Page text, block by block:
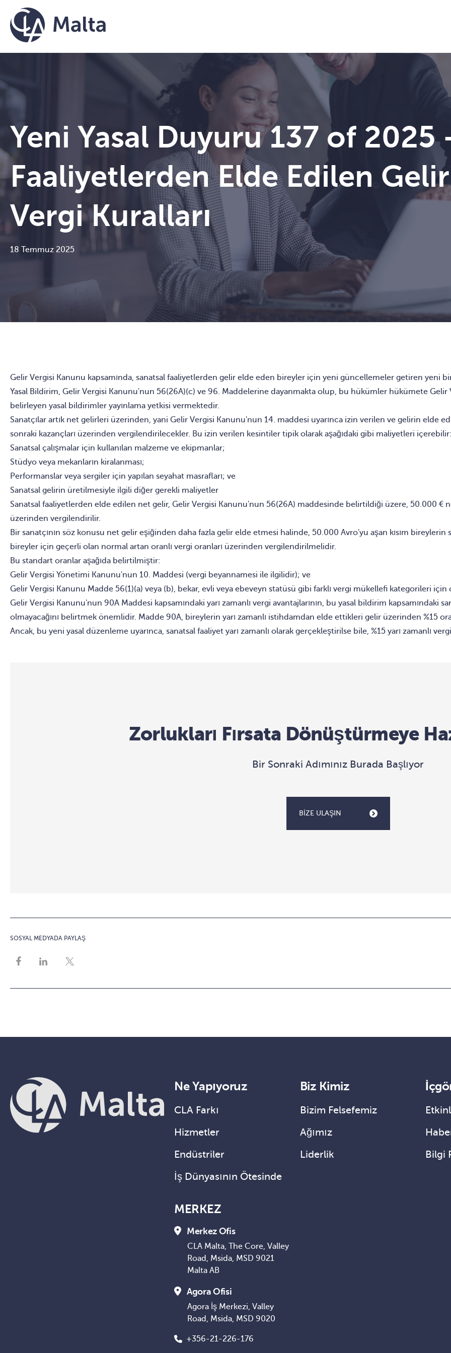
İçeriğe geç
Yeni Yasal Duyuru 137 of 2025
Faaliyetlerden Elde Edilen
Vergi Kuralları
18 Temmuz 2025
Gelir Vergisi Kanunu kapsamında, sanatsal faaliyetlerden gelir elde eden bireyler için yeni güncellemeler getiren yeni bir
Yasal Bildirim, Gelir Vergisi Kanunu'nun 56(26A)(c) ve 96. Maddelerine dayanmakta olup, bu hükümler hükümete Gelir
belirleyen yasal bildirimler yayınlama yetkisi vermektedir.
Sanatçılar artık net gelirleri üzerinden, yani Gelir Vergisi Kanunu'nun 14. maddesi uyarınca izin verilen ve gelirin elde
sonraki kazançları üzerinden vergilendirilecekler. Bu izin verilen kesintiler tipik olarak aşağıdaki gibi maliyetleri içerebilir:
Sanatsal çalışmalar için kullanılan malzeme ve ekipmanlar;
Stüdyo veya mekanların kiralanması;
Performanslar veya sergiler için yapılan seyahat masrafları; ve
Sanatsal gelirin üretilmesiyle ilgili diğer gerekli maliyetler
Sanatsal faaliyetlerden elde edilen net gelir, Gelir Vergisi Kanunu'nun 56(26A) maddesinde belirtildiği üzere, 50.000 €
üzerinden vergilendirilir.
Bir sanatçının söz konusu net gelir eşiğinden daha fazla gelir elde etmesi halinde, 50.000 Avro'yu aşan kısım
bireyler için geçerli olan normal artan oranlı vergi oranları üzerinden vergilendirilmelidir.
Bu standart oranlar aşağıda belirtilmiştir:
Gelir Vergisi Yönetimi Kanunu'nun 10. Maddesi (vergi beyannamesi ile ilgilidir); ve
Gelir Vergisi Kanunu Madde 56(1)(a) veya (b), bekar, evli veya ebeveyn statüsü gibi farklı vergi mükellefi kategorileri için
Gelir Vergisi Kanunu'nun 90A Maddesi kapsamındaki yarı zamanlı vergi avantajlarının, bu yasal bildirim
olmayacağını belirtmek önemlidir. Madde 90A, bireylerin yarı zamanlı istihdamdan elde ettikleri gelir üzerinden %15
Ancak, bu yeni yasal düzenleme uyarınca, sanatsal faaliyet yarı zamanlı olarak gerçekleştirilse bile, %15 yarı zamanlı
Zorlukları Fırsata Dönüştürmeye
Bir Sonraki Adımınız Burada Başlıyor
BIZE ULAŞIN
SOSYAL MEDYADA PAYLAŞ
Ne Yapıyoruz
CLA Farkı
Hizmetler
Endüstriler
İş Dünyasının Ötesinde
Biz Kimiz
Bizim Felsefemiz
Ağımız
Liderlik
Bilgi
MERKEZ
Merkez Ofis
CLA Malta, The Core, Valley
Road, Msida, MSD 9021
Malta AB
Agora Ofisi
Agora İş Merkezi, Valley
Road, Msida, MSD 9020
+356-21-226-176